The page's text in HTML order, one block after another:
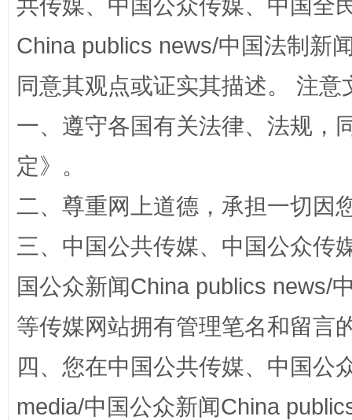
揭批美国五大"原罪" "
共传媒、中国公众传媒、中国全
China publics news/中国法制新
同意其观点或证实其描述。 注
一、遵守各国有关法律、法规，
定》。
二、尊重网上道德，承担一切因
三、中国公共传媒、中国公众传
国公众新闻China publics news/
等传媒网站拥有管理笔名和留言
四、您在中国公共传媒、中国公
media/中国公众新闻China